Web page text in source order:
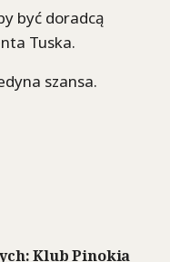
być doradcą
Tuska.
szansa.
Klub Pinokia